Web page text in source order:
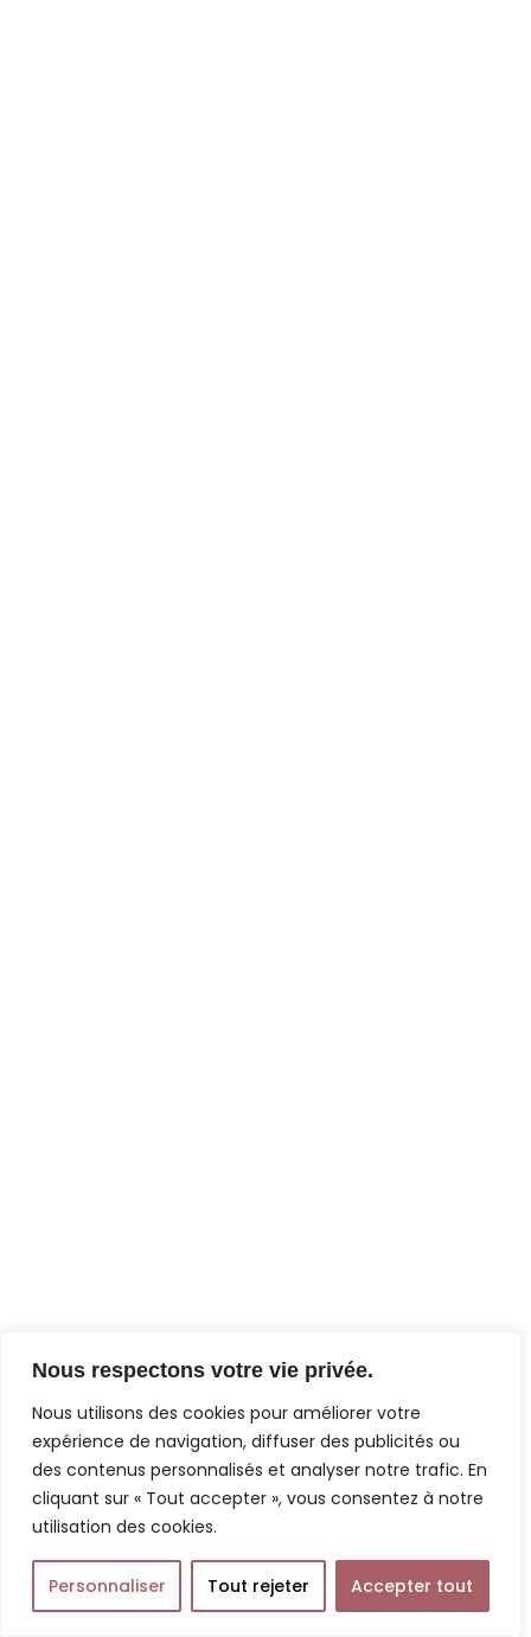
Nous respectons votre vie privée.
Nous utilisons des cookies pour améliorer votre
expérience de navigation, diffuser des publicités ou
des contenus personnalisés et analyser notre trafic. En
cliquant sur « Tout accepter », vous consentez à notre
utilisation des cookies.
Personnaliser Tout rejeter Accepter tout